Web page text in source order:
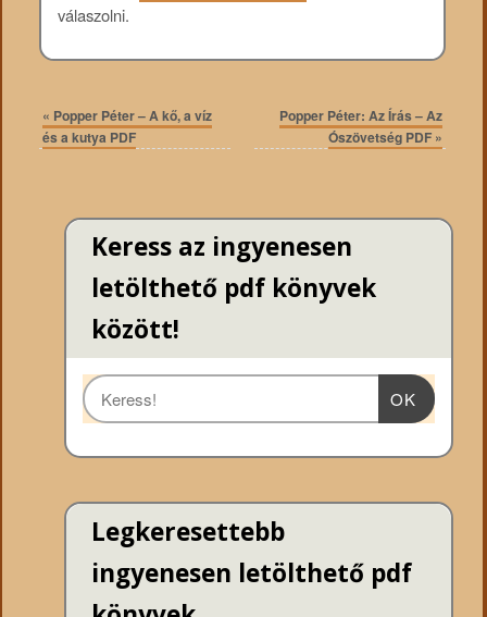
válaszolni.
« Popper Péter – A kő, a víz
és a kutya PDF
Popper Péter: Az Írás – Az
Ószövetség PDF »
Keress az ingyenesen
letölthető pdf könyvek
között!
OK
Legkeresettebb
ingyenesen letölthető pdf